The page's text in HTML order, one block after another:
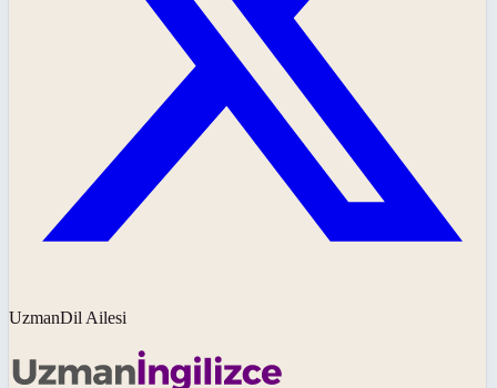
UzmanDil Ailesi